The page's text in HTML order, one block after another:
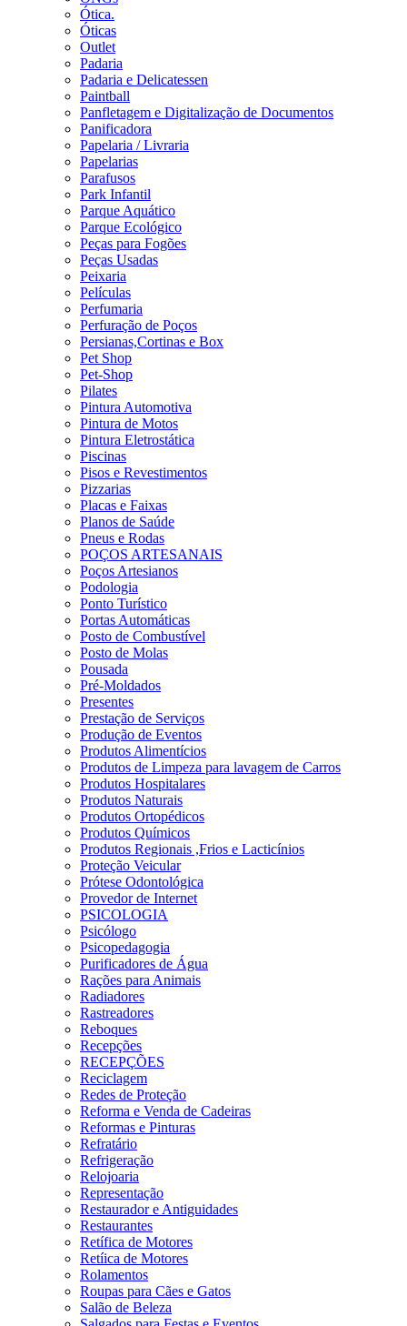
Ótica.
Óticas
Outlet
Padaria
Padaria e Delicatessen
Paintball
Panfletagem e Digitalização de Documentos
Panificadora
Papelaria / Livraria
Papelarias
Parafusos
Park Infantil
Parque Aquático
Parque Ecológico
Peças para Fogões
Peças Usadas
Peixaria
Películas
Perfumaria
Perfuração de Poços
Persianas,Cortinas e Box
Pet Shop
Pet-Shop
Pilates
Pintura Automotiva
Pintura de Motos
Pintura Eletrostática
Piscinas
Pisos e Revestimentos
Pizzarias
Placas e Faixas
Planos de Saúde
Pneus e Rodas
POÇOS ARTESANAIS
Poços Artesianos
Podologia
Ponto Turístico
Portas Automáticas
Posto de Combustível
Posto de Molas
Pousada
Pré-Moldados
Presentes
Prestação de Serviços
Produção de Eventos
Produtos Alimentícios
Produtos de Limpeza para lavagem de Carros
Produtos Hospitalares
Produtos Naturais
Produtos Ortopédicos
Produtos Químicos
Produtos Regionais ,Frios e Lacticínios
Proteção Veicular
Prótese Odontológica
Provedor de Internet
PSICOLOGIA
Psicólogo
Psicopedagogia
Purificadores de Água
Rações para Animais
Radiadores
Rastreadores
Reboques
Recepções
RECEPÇÕES
Reciclagem
Redes de Proteção
Reforma e Venda de Cadeiras
Reformas e Pinturas
Refratário
Refrigeração
Relojoaria
Representação
Restaurador e Antiguidades
Restaurantes
Retífica de Motores
Retíica de Motores
Rolamentos
Roupas para Cães e Gatos
Salão de Beleza